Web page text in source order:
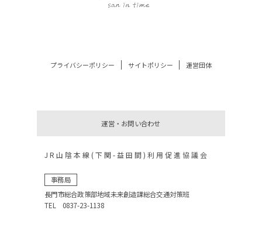
プライバシーポリシー サイトポリシー 運営団体
運営・お問い合わせ
JR山陰本線(下関-益田間)利用促進協議会
事務局
長門市総合政策部地域未来創造課総合交通対策班
TEL 0837-23-1138